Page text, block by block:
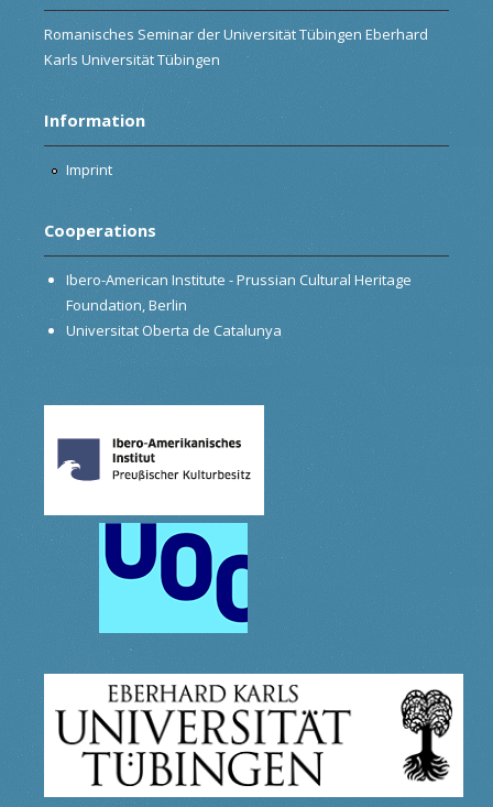
Romanisches Seminar der Universität Tübingen Eberhard
Karls Universität Tübingen
Information
Imprint
Cooperations
Ibero-American Institute - Prussian Cultural Heritage
Foundation, Berlin
Universitat Oberta de Catalunya